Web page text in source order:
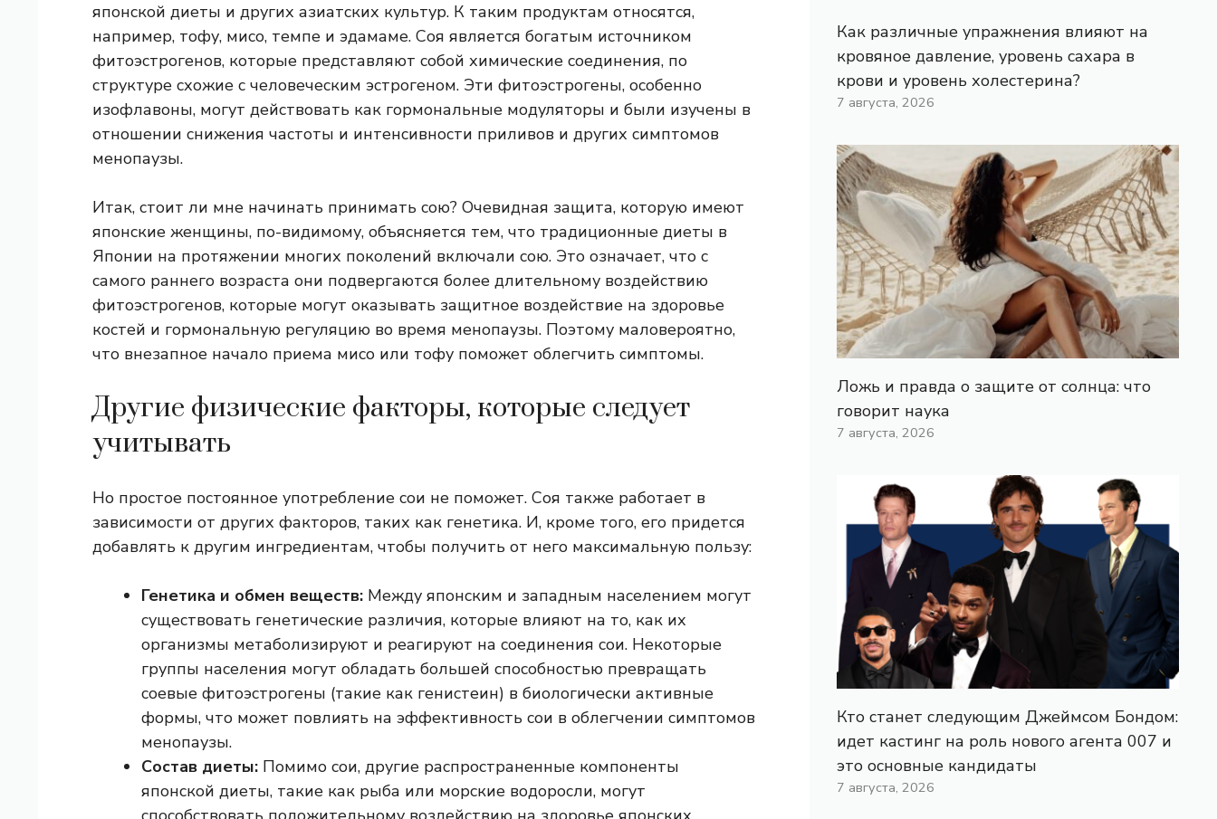
японской диеты и других азиатских культур. К таким продуктам относятся,
например, тофу, мисо, темпе и эдамаме. Соя является богатым источником
фитоэстрогенов, которые представляют собой химические соединения, по
структуре схожие с человеческим эстрогеном. Эти фитоэстрогены, особенно
изофлавоны, могут действовать как гормональные модуляторы и были изучены в
отношении снижения частоты и интенсивности приливов и других симптомов
менопаузы.
Итак, стоит ли мне начинать принимать сою? Очевидная защита, которую имеют
японские женщины, по-видимому, объясняется тем, что традиционные диеты в
Японии на протяжении многих поколений включали сою. Это означает, что с
самого раннего возраста они подвергаются более длительному воздействию
фитоэстрогенов, которые могут оказывать защитное воздействие на здоровье
костей и гормональную регуляцию во время менопаузы. Поэтому маловероятно,
что внезапное начало приема мисо или тофу поможет облегчить симптомы.
Другие физические факторы, которые следует
учитывать
Но простое постоянное употребление сои не поможет. Соя также работает в
зависимости от других факторов, таких как генетика. И, кроме того, его придется
добавлять к другим ингредиентам, чтобы получить от него максимальную пользу:
Генетика и обмен веществ: Между японским и западным населением могут
существовать генетические различия, которые влияют на то, как их
организмы метаболизируют и реагируют на соединения сои. Некоторые
группы населения могут обладать большей способностью превращать
соевые фитоэстрогены (такие как генистеин) в биологически активные
формы, что может повлиять на эффективность сои в облегчении симптомов
менопаузы.
Состав диеты: Помимо сои, другие распространенные компоненты
японской диеты, такие как рыба или морские водоросли, могут
Как различные упражнения влияют на
кровяное давление, уровень сахара в
крови и уровень холестерина?
7 августа, 2026
Ложь и правда о защите от солнца: что
говорит наука
7 августа, 2026
Кто станет следующим Джеймсом Бондом:
идет кастинг на роль нового агента 007 и
это основные кандидаты
7 августа, 2026